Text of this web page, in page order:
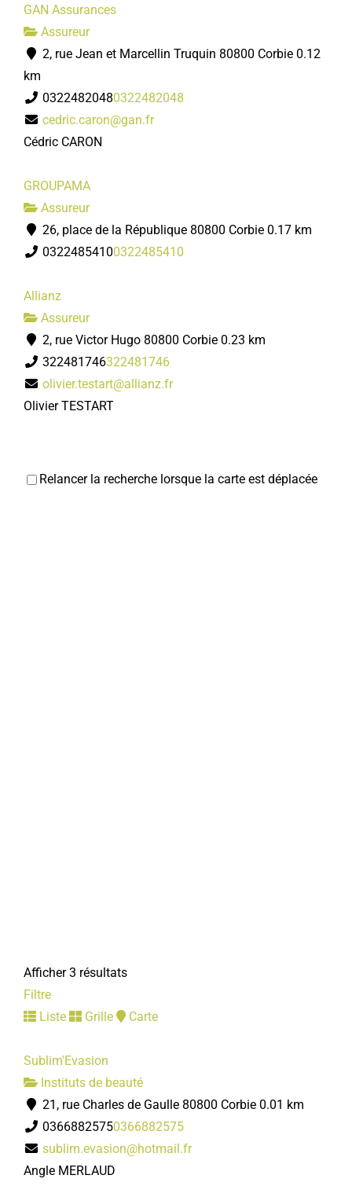
GAN Assurances
Assureur
2, rue Jean et Marcellin Truquin 80800 Corbie 0.12
km
03224820480322482048
cedric.caron@gan.fr
Cédric CARON
GROUPAMA
Assureur
26, place de la République 80800 Corbie 0.17 km
03224854100322485410
Allianz
Assureur
2, rue Victor Hugo 80800 Corbie 0.23 km
322481746322481746
olivier.testart@allianz.fr
Olivier TESTART
Relancer la recherche lorsque la carte est déplacée
Afficher 3 résultats
Filtre
Liste
Grille Carte
Sublim'Evasion
Instituts de beauté
21, rue Charles de Gaulle 80800 Corbie 0.01 km
03668825750366882575
sublim.evasion@hotmail.fr
Angle MERLAUD